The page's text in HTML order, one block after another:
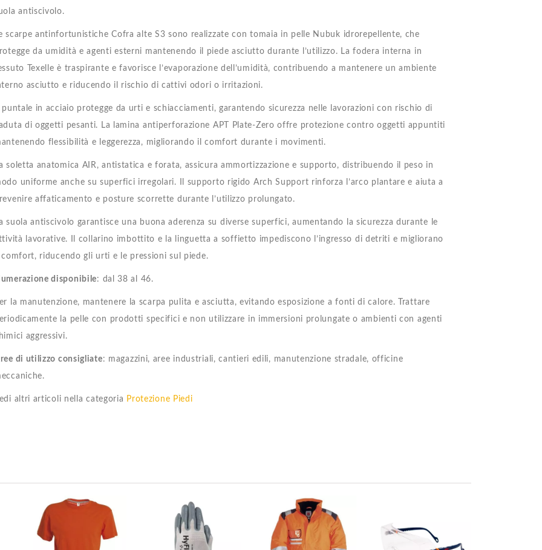
antiscivolo.
scarpe antinfortunistiche Cofra alte S3 sono realizzate con tomaia in pelle Nubuk idrorepellente, che
da umidità e agenti esterni mantenendo il piede asciutto durante l’utilizzo. La fodera interna in
Texelle è traspirante e favorisce l’evaporazione dell’umidità, contribuendo a mantenere un ambiente
asciutto e riducendo il rischio di cattivi odori o irritazioni.
puntale in acciaio protegge da urti e schiacciamenti, garantendo sicurezza nelle lavorazioni con rischio di
di oggetti pesanti. La lamina antiperforazione APT Plate-Zero offre protezione contro oggetti appuntiti
flessibilità e leggerezza, migliorando il comfort durante i movimenti.
soletta anatomica AIR, antistatica e forata, assicura ammortizzazione e supporto, distribuendo il peso in
uniforme anche su superfici irregolari. Il supporto rigido Arch Support rinforza l’arco plantare e aiuta a
affaticamento e posture scorrette durante l’utilizzo prolungato.
suola antiscivolo garantisce una buona aderenza su diverse superfici, aumentando la sicurezza durante le
lavorative. Il collarino imbottito e la linguetta a soffietto impediscono l’ingresso di detriti e migliorano
comfort, riducendo gli urti e le pressioni sul piede.
disponibile: dal 38 al 46.
la manutenzione, mantenere la scarpa pulita e asciutta, evitando esposizione a fonti di calore. Trattare
la pelle con prodotti specifici e non utilizzare in immersioni prolungate o ambienti con agenti
aggressivi.
di utilizzo consigliate: magazzini, aree industriali, cantieri edili, manutenzione stradale, officine
altri articoli nella categoria Protezione Piedi